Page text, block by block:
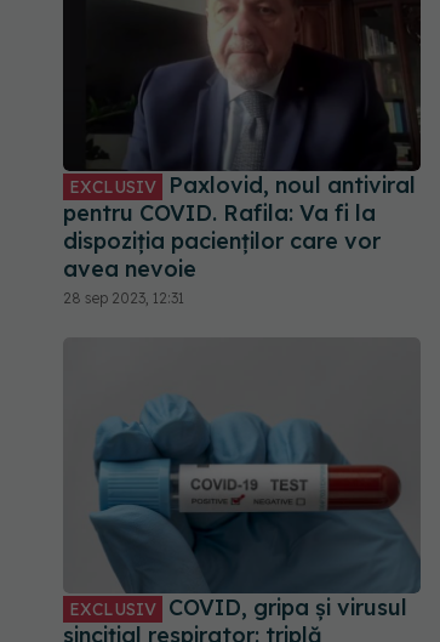
EXCLUSIV
Paxlovid, noul antiviral
pentru COVID. Rafila: Va fi la
dispoziția pacienților care vor
avea nevoie
28 sep 2023, 12:31
EXCLUSIV
COVID, gripa și virusul
sincițial respirator: triplă